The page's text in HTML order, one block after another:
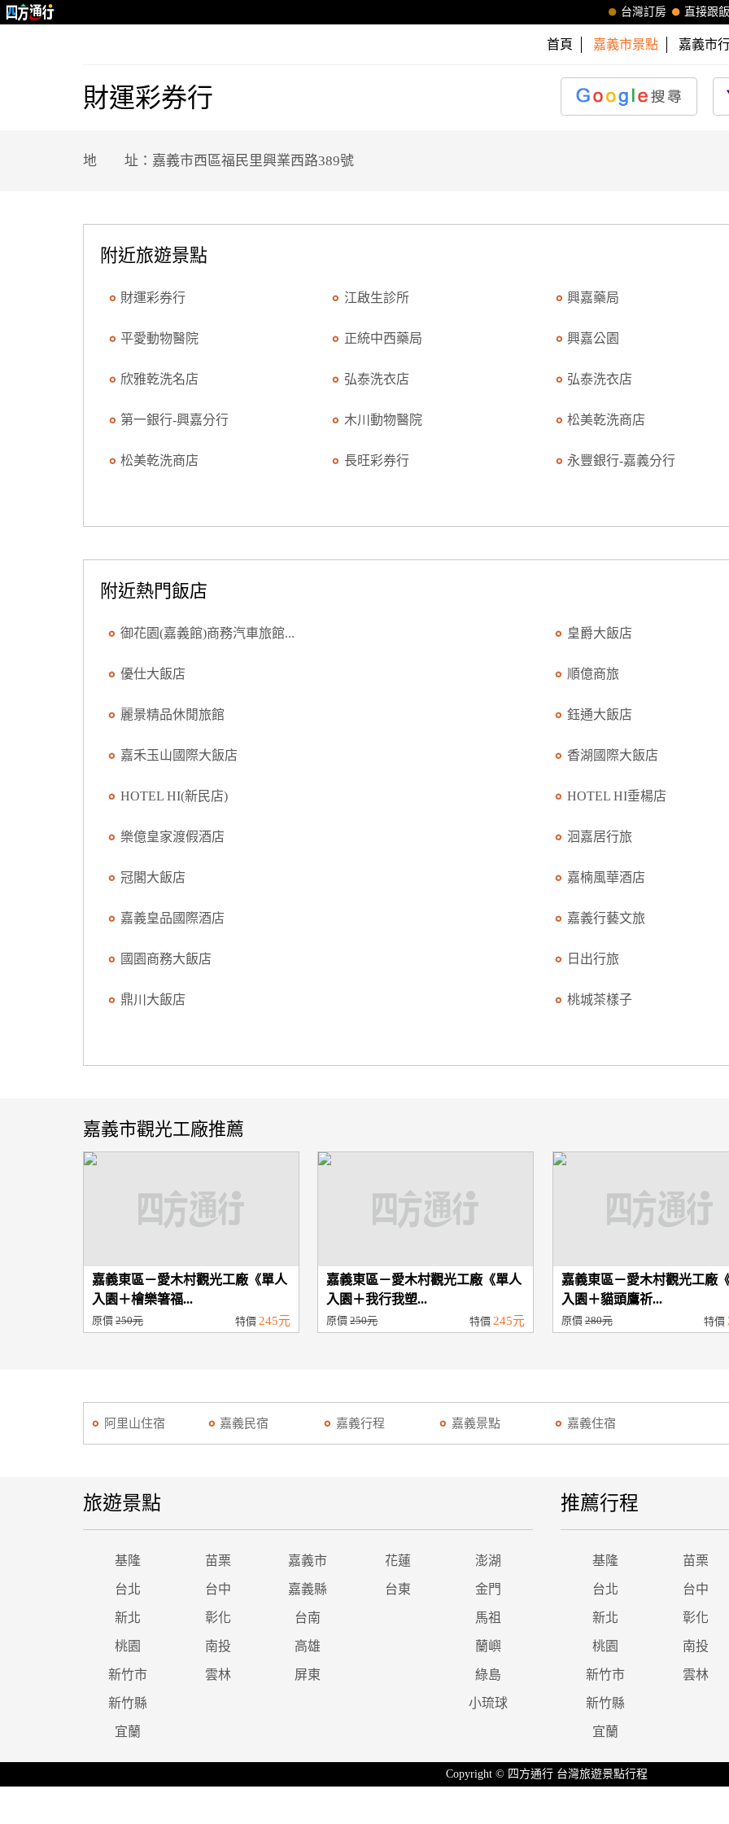
直接跟
台灣訂房
首頁 嘉義市景點 嘉義市
財運彩券行
地 址：嘉義市西區福民里興業西路389號
附近旅遊景點
財運彩券行 江啟生診所 興嘉藥局
平愛動物醫院 正統中西藥局 興嘉公園
欣雅乾洗名店 弘泰洗衣店 弘泰洗衣店
第一銀行-興嘉分行 木川動物醫院 松美乾洗商店
松美乾洗商店 長旺彩券行 永豐銀行-嘉義分行
附近熱門飯店
御花園(嘉義館)商務汽車旅館... 皇爵大飯店
優仕大飯店 順億商旅
麗景精品休閒旅館 鈺通大飯店
嘉禾玉山國際大飯店 香湖國際大飯店
HOTEL HI(新民店) HOTEL HI垂楊店
樂億皇家渡假酒店 洄嘉居行旅
冠閣大飯店 嘉楠風華酒店
嘉義皇品國際酒店 嘉義行藝文旅
國園商務大飯店 日出行旅
鼎川大飯店 桃城茶樣子
嘉義市觀光工廠推薦
嘉義東區－愛木村觀光工廠《單人
入園＋檜樂箸福...
原價 250元 特價 245元
嘉義東區－愛木村觀光工廠《單人
入園＋我行我塑...
原價250元 特價245元
嘉義東區－愛木村觀光工廠
入園＋貓頭鷹祈...
原價280元 特價
阿里山住宿 嘉義民宿 嘉義行程 嘉義景點 嘉義住宿
旅遊景點
基隆 苗栗 嘉義市 花蓮 澎湖
台北 台中 嘉義縣 台東 金門
新北 彰化 台南 馬祖
桃園 南投 高雄 蘭嶼
新竹市 雲林 屏東 綠島
新竹縣 小琉球
宜蘭
推薦行程
基隆 苗栗
台北 台中
新北 彰化
桃園 南投
新竹市 雲林
新竹縣
宜蘭
Copyright © 四方通行 台灣旅遊景點行程